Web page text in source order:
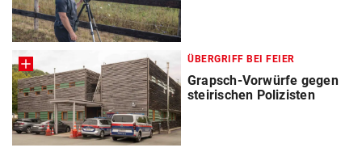
ÜBERGRIFF BEI FEIER
Grapsch-Vorwürfe gegen
steirischen Polizisten